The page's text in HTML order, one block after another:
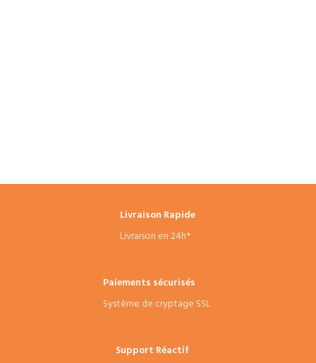
Livraison Rapide
Livraison en 24h*
Paiements sécurisés
Système de cryptage SSL
Support Réactif